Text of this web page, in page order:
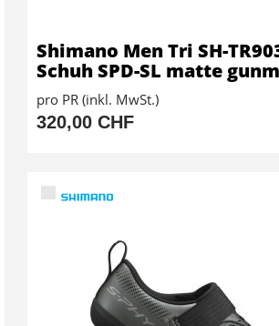
Shimano Men Tri SH-
Schuh SPD-SL matte
pro PR (inkl. MwSt.)
320,00 CHF